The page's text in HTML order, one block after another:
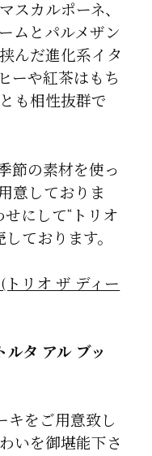
スカルポーネ、
ムとパルメザン
んだ進化系イタ
ーや紅茶はもち
も相性抜群で
節の素材を使っ
意しておりま
にして“トリオ
ております。
リオ ザ ディー
アル ブッ
キをご用意致し
いを御堪能下さ